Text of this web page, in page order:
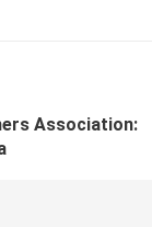
Association: